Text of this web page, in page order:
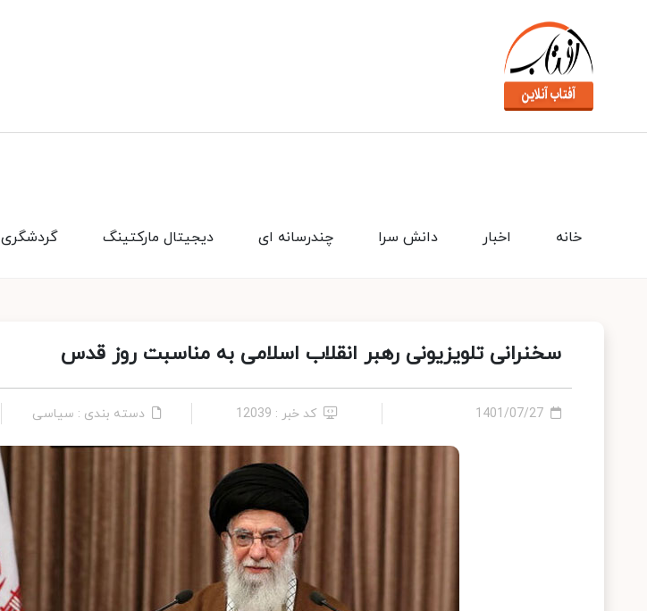
گردشگری دیجیتال مارکتینگ چندرسانه ای دانش سرا اخبار خانه
سخنرانی تلویزیونی رهبر انقلاب اسلامی به مناسبت روز قدس
1401/07/27 کد خبر : 12039 دسته بندی : سیاسی